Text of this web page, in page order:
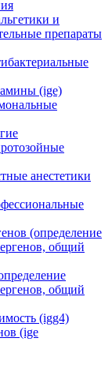
и
препараты
(ige)
анестетики
(определение
общий
общий
(igg4)
(ige